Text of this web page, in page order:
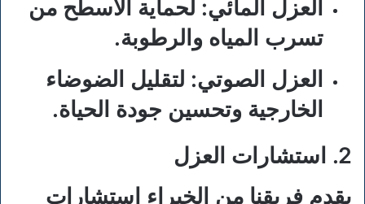
العزل المائي: لحماية الأسطح من
تسرب المياه والرطوبة.
العزل الصوتي: لتقليل الضوضاء
الخارجية وتحسين جودة الحياة.
2. استشارات العزل
يقدم فريقنا من الخبراء استشارات